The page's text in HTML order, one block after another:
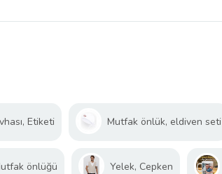
Etiketi Mutfak önlük, eldiven seti
önlüğü Yelek, Cepken